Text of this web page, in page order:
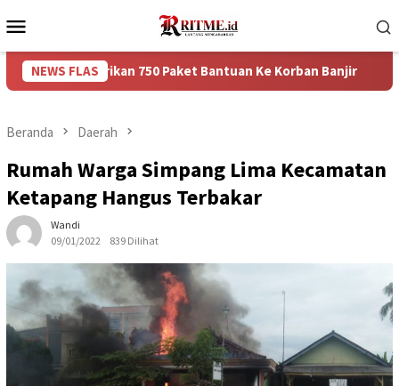
ke
Mobile
NEWS FLAS750 Paket Bantuan Ke Korban Banjir Puncak
Beranda Daerah
Rumah Warga Simpang Lima Kecamatan
Ketapang Hangus Terbakar
Wandi
09/01/2022
839 Dilihat